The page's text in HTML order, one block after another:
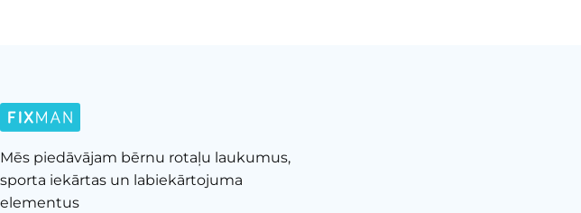
Mēs piedāvājam bērnu rotaļu laukumus,
sporta iekārtas un labiekārtojuma
elementus